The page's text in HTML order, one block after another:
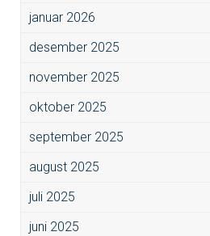
januar 2026
desember 2025
november 2025
oktober 2025
september 2025
august 2025
juli 2025
juni 2025